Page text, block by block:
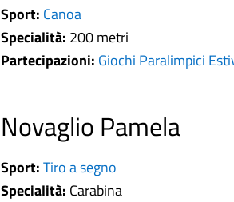
Sport: Canoa
Specialità: 200 metri
Partecipazioni: Giochi Paralimpici
Novaglio Pamela
Sport:Tiro a segno
Specialità: Carabina